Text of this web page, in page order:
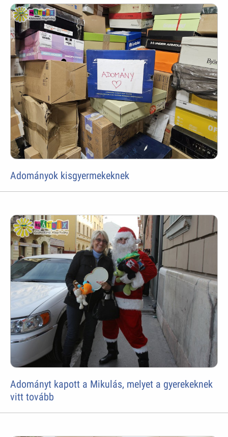
Adományok kisgyermekeknek
Adományt kapott a Mikulás, melyet a gyerekeknek
vitt tovább